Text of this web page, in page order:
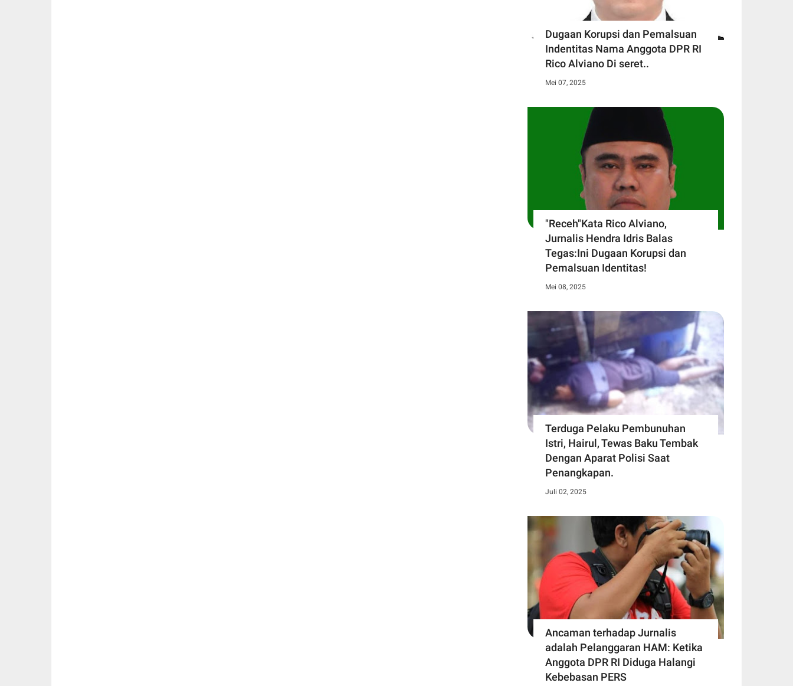
Dugaan Korupsi dan Pemalsuan
Indentitas Nama Anggota DPR RI
Rico Alviano Di seret..
Mei 07, 2025
"Receh"Kata Rico Alviano,
Jurnalis Hendra Idris Balas
Tegas:Ini Dugaan Korupsi dan
Pemalsuan Identitas!
Mei 08, 2025
Terduga Pelaku Pembunuhan
Istri, Hairul, Tewas Baku Tembak
Dengan Aparat Polisi Saat
Penangkapan.
Juli 02, 2025
Ancaman terhadap Jurnalis
adalah Pelanggaran HAM: Ketika
Anggota DPR RI Diduga Halangi
Kebebasan PERS